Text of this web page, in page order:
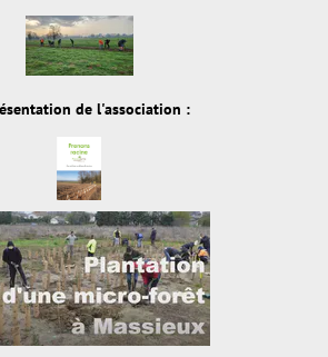
de l'association :